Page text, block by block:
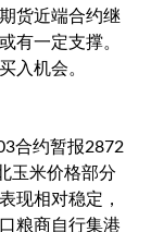
货近端合约继
有一定支撑。
入机会。
合约暂报2872
玉米价格部分
现相对稳定，
粮商自行集港